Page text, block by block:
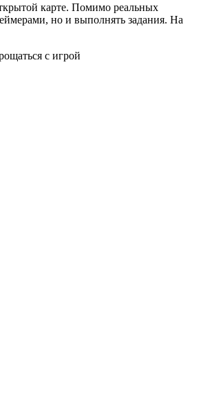
карте. Помимо реальных
но и выполнять задания. На
с игрой